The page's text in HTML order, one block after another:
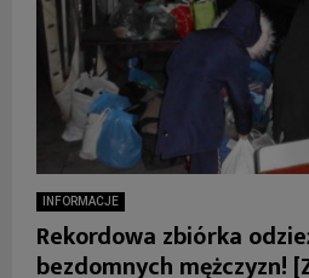
INFORMACJE
Rekordowa zbiórka
bezdomnych mężczyzn!